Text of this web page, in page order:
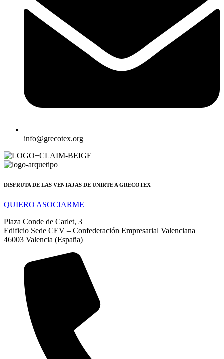
info@grecotex.org
DISFRUTA DE LAS VENTAJAS DE UNIRTE A GRECOTEX
QUIERO ASOCIARME
Plaza Conde de Carlet, 3
Edificio Sede CEV – Confederación Empresarial Valenciana
46003 Valencia (España)